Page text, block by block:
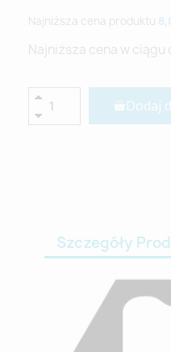
Najniższa cena produktu
Najniższa cena w ciągu
Dodaj
Szczegóły